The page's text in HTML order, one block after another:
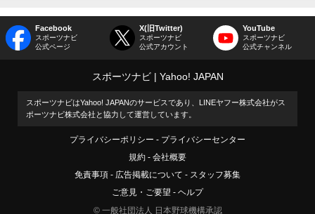
Facebook
スポーツナビ
公式ページ
X(旧Twitter)
スポーツナビ
公式アカウント
YouTube
スポーツナビ
公式チャンネル
スポーツナビ Yahoo! JAPAN
スポーツナビはYahoo! JAPANのサービスであり、LINEヤフー株式会社がス
ポーツナビ株式会社と協力して運営しています。
プライバシーポリシー
プライバシーセンター
規約
会社概要
免責事項
広告掲載について
スタッフ募集
ご意見・ご要望
ヘルプ
© 一般社団法人 日本野球機構承認